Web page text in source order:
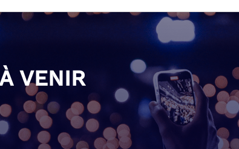
VENIR